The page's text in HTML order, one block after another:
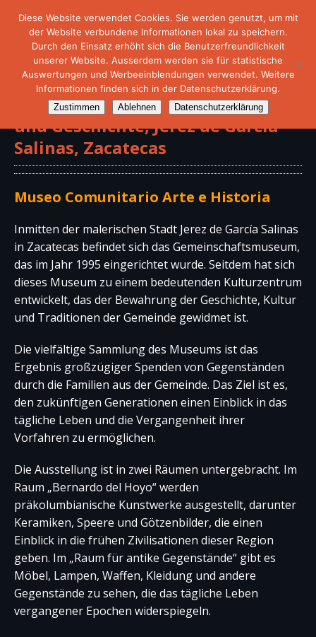
Gemeinschaftsmuseum für Kunst
und Geschichte, Jerez de García
Salinas, Zacatecas
Museo Comunitario Arte e Historia
Inmitten der malerischen Stadt Jerez de García Salinas
in Zacatecas befindet sich das Gemeinschaftsmuseum,
das im Jahr 1995 eingerichtet wurde. Seitdem hat sich
dieses Museum zu einem bedeutenden Kulturzentrum
entwickelt, das der Bewahrung der Geschichte, Kultur
und Traditionen der Gemeinde gewidmet ist.
Die vielfältige Sammlung des Museums ist das
Ergebnis großzügiger Spenden von Gegenständen
durch die Familien aus der Gemeinde. Das Ziel ist es,
den zukünftigen Generationen einen Einblick in das
tägliche Leben und die Vergangenheit ihrer
Vorfahren zu ermöglichen.
Die Ausstellung ist in zwei Räumen untergebracht. Im
Raum „Bernardo del Hoyo“ werden
präkolumbianische Kunstwerke ausgestellt, darunter
Keramiken, Speere und Götzenbilder, die einen
Einblick in die frühen Zivilisationen dieser Region
geben. Im „Raum für antike Gegenstände“ gibt es
Möbel, Lampen, Waffen, Kleidung und andere
Gegenstände zu sehen, die das tägliche Leben
vergangener Epochen widerspiegeln.
Diese Website verwendet Cookies. Sie werden genutzt, um mit
der Website verbundene Informationen lokal zu speichern.
Durch den Einsatz erhöht sich die Benutzerfreundlichkeit
unserer Website. Ausserdem werden sie für statistische
Auswertungen und Werbeeinblendungen verwendet. Weitere
Informationen finden sich in der Datenschutzerklärung.
Zustimmen Ablehnen Datenschutzerklärung